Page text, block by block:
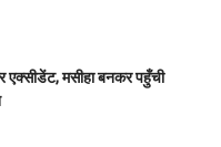
एक्सीडेंट, मसीहा बनकर पहुँची